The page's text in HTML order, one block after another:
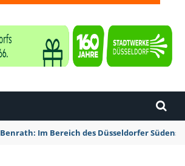
Benrath: Im Bereich des Düsseldorfer